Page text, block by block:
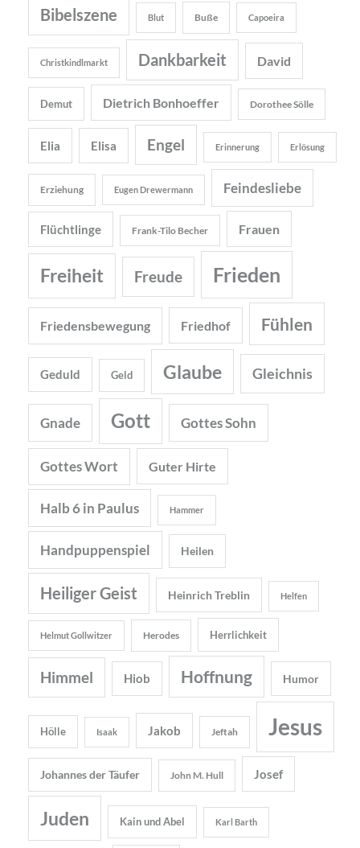
Bibelszene Blut Buße Capoeira
Christkindlmarkt Dankbarkeit David
Demut Dietrich Bonhoeffer Dorothee Sölle
Elia Elisa Engel Erinnerung Erlösung
Erziehung Eugen Drewermann Feindesliebe
Flüchtlinge Frank-Tilo Becher Frauen
Freiheit Freude Frieden
Friedensbewegung Friedhof Fühlen
Geduld Geld Glaube Gleichnis
Gnade Gott Gottes Sohn
Gottes Wort Guter Hirte
Halb 6 in Paulus Hammer
Handpuppenspiel Heilen
Heiliger Geist Heinrich Treblin Helfen
Helmut Gollwitzer Herodes Herrlichkeit
Himmel Hiob Hoffnung Humor
Hölle Isaak Jakob Jeftah Jesus
Johannes der Täufer John M. Hull Josef
Juden Kain und Abel Karl Barth